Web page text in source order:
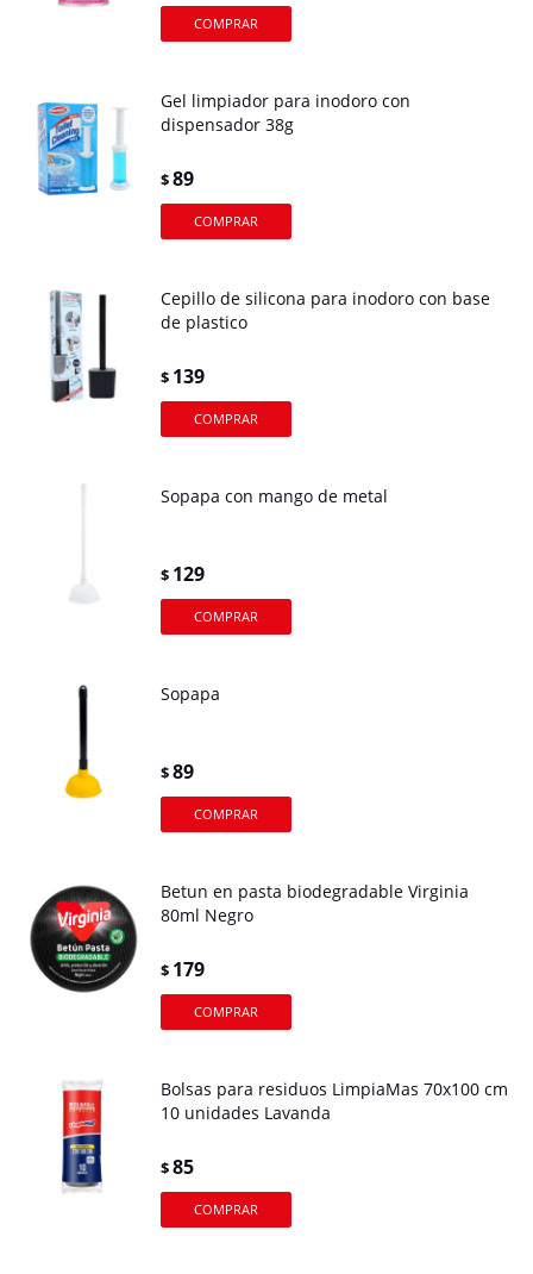
Gel limpiador para inodoro con
dispensador 38g
$89
Cepillo de silicona para inodoro con base
de plastico
$ 139
Sopapa con mango de metal
$ 129
Sopapa
$89
Betun en pasta biodegradable Virginia
80ml Negro
$ 179
Bolsas para residuos LimpiaMas 70x100 cm
10 unidades Lavanda
$85